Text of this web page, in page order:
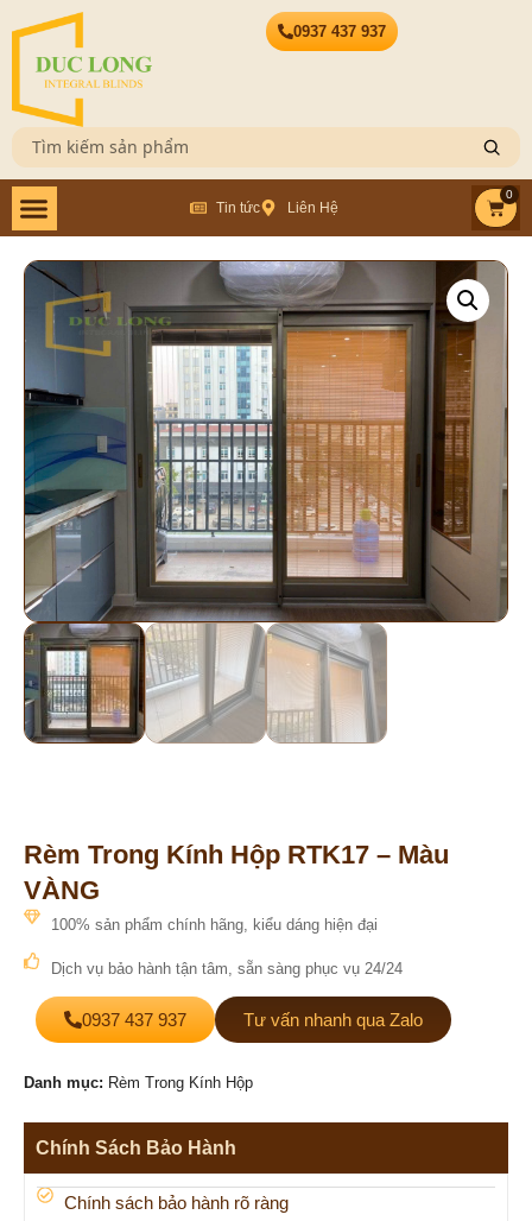
0937 437 937
Tin tức Liên Hệ
0
Rèm Trong Kính Hộp RTK17 – Màu
VÀNG
100% sản phẩm chính hãng, kiểu dáng hiện đại
Dịch vụ bảo hành tận tâm, sẵn sàng phục vụ 24/24
0937 437 937 Tư vấn nhanh qua Zalo
Danh mục: Rèm Trong Kính Hộp
Chính Sách Bảo Hành
Chính sách bảo hành rõ ràng